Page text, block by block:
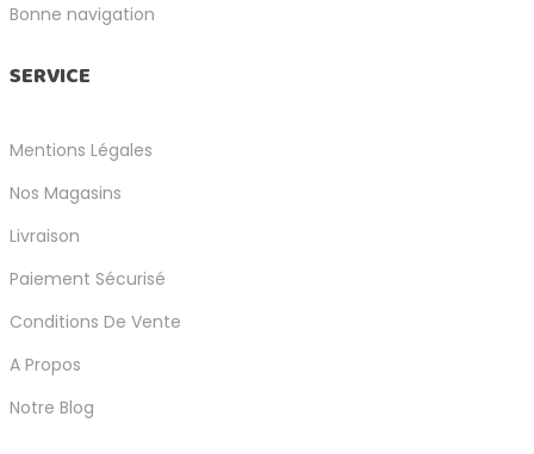
Bonne navigation
SERVICE
Mentions Légales
Nos Magasins
Livraison
Paiement Sécurisé
Conditions De Vente
A Propos
Notre Blog